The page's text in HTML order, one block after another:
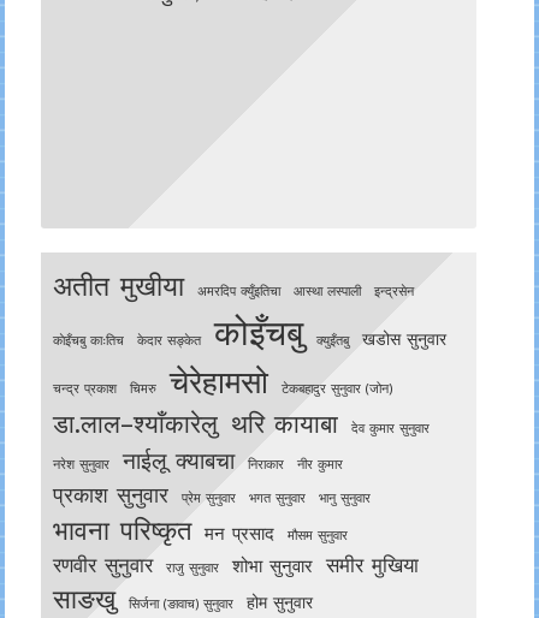
अतीत मुखीया अमरदिप क्युँइतिचा आस्था लस्पाली इन्द्रसेन
काेइँचबु काःतिच केदार सङ्केत कोइँचबु क्युइँतबु खडोस सुनुवार
चन्द्र प्रकाश चिमरु चेरेहामसो टेकबहादुर सुनुवार (जोन)
डा.लाल–श्याँकारेलु थरि कायाबा देव कुमार सुनुवार
नरेश सुनुवार नाईलू क्याबचा निराकार नीर कुमार
प्रकाश सुनुवार प्रेम सुनुवार भगत सुनुवार भानु सुनुवार
भावना परिष्कृत मन प्रसाद मौसम सुनुवार
रणवीर सुनुवार राजु सुनुवार शोभा सुनुवार समीर मुखिया
साङखु सिर्जना (ङावाच) सुनुवार होम सुनुवार